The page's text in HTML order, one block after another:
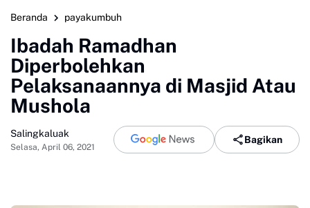
Beranda payakumbuh
Ibadah Ramadhan
Diperbolehkan
Pelaksanaannya di Masjid Atau
Mushola
Salingkaluak
Selasa, April 06, 2021
Bagikan